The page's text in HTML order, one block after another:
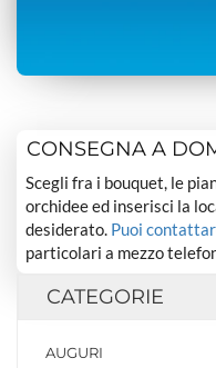
CONSEGNA A
Scegli fra i bouquet, le
orchidee ed inserisci la
desiderato. Puoi
particolari a mezzo
CATEGORIE
AUGURI